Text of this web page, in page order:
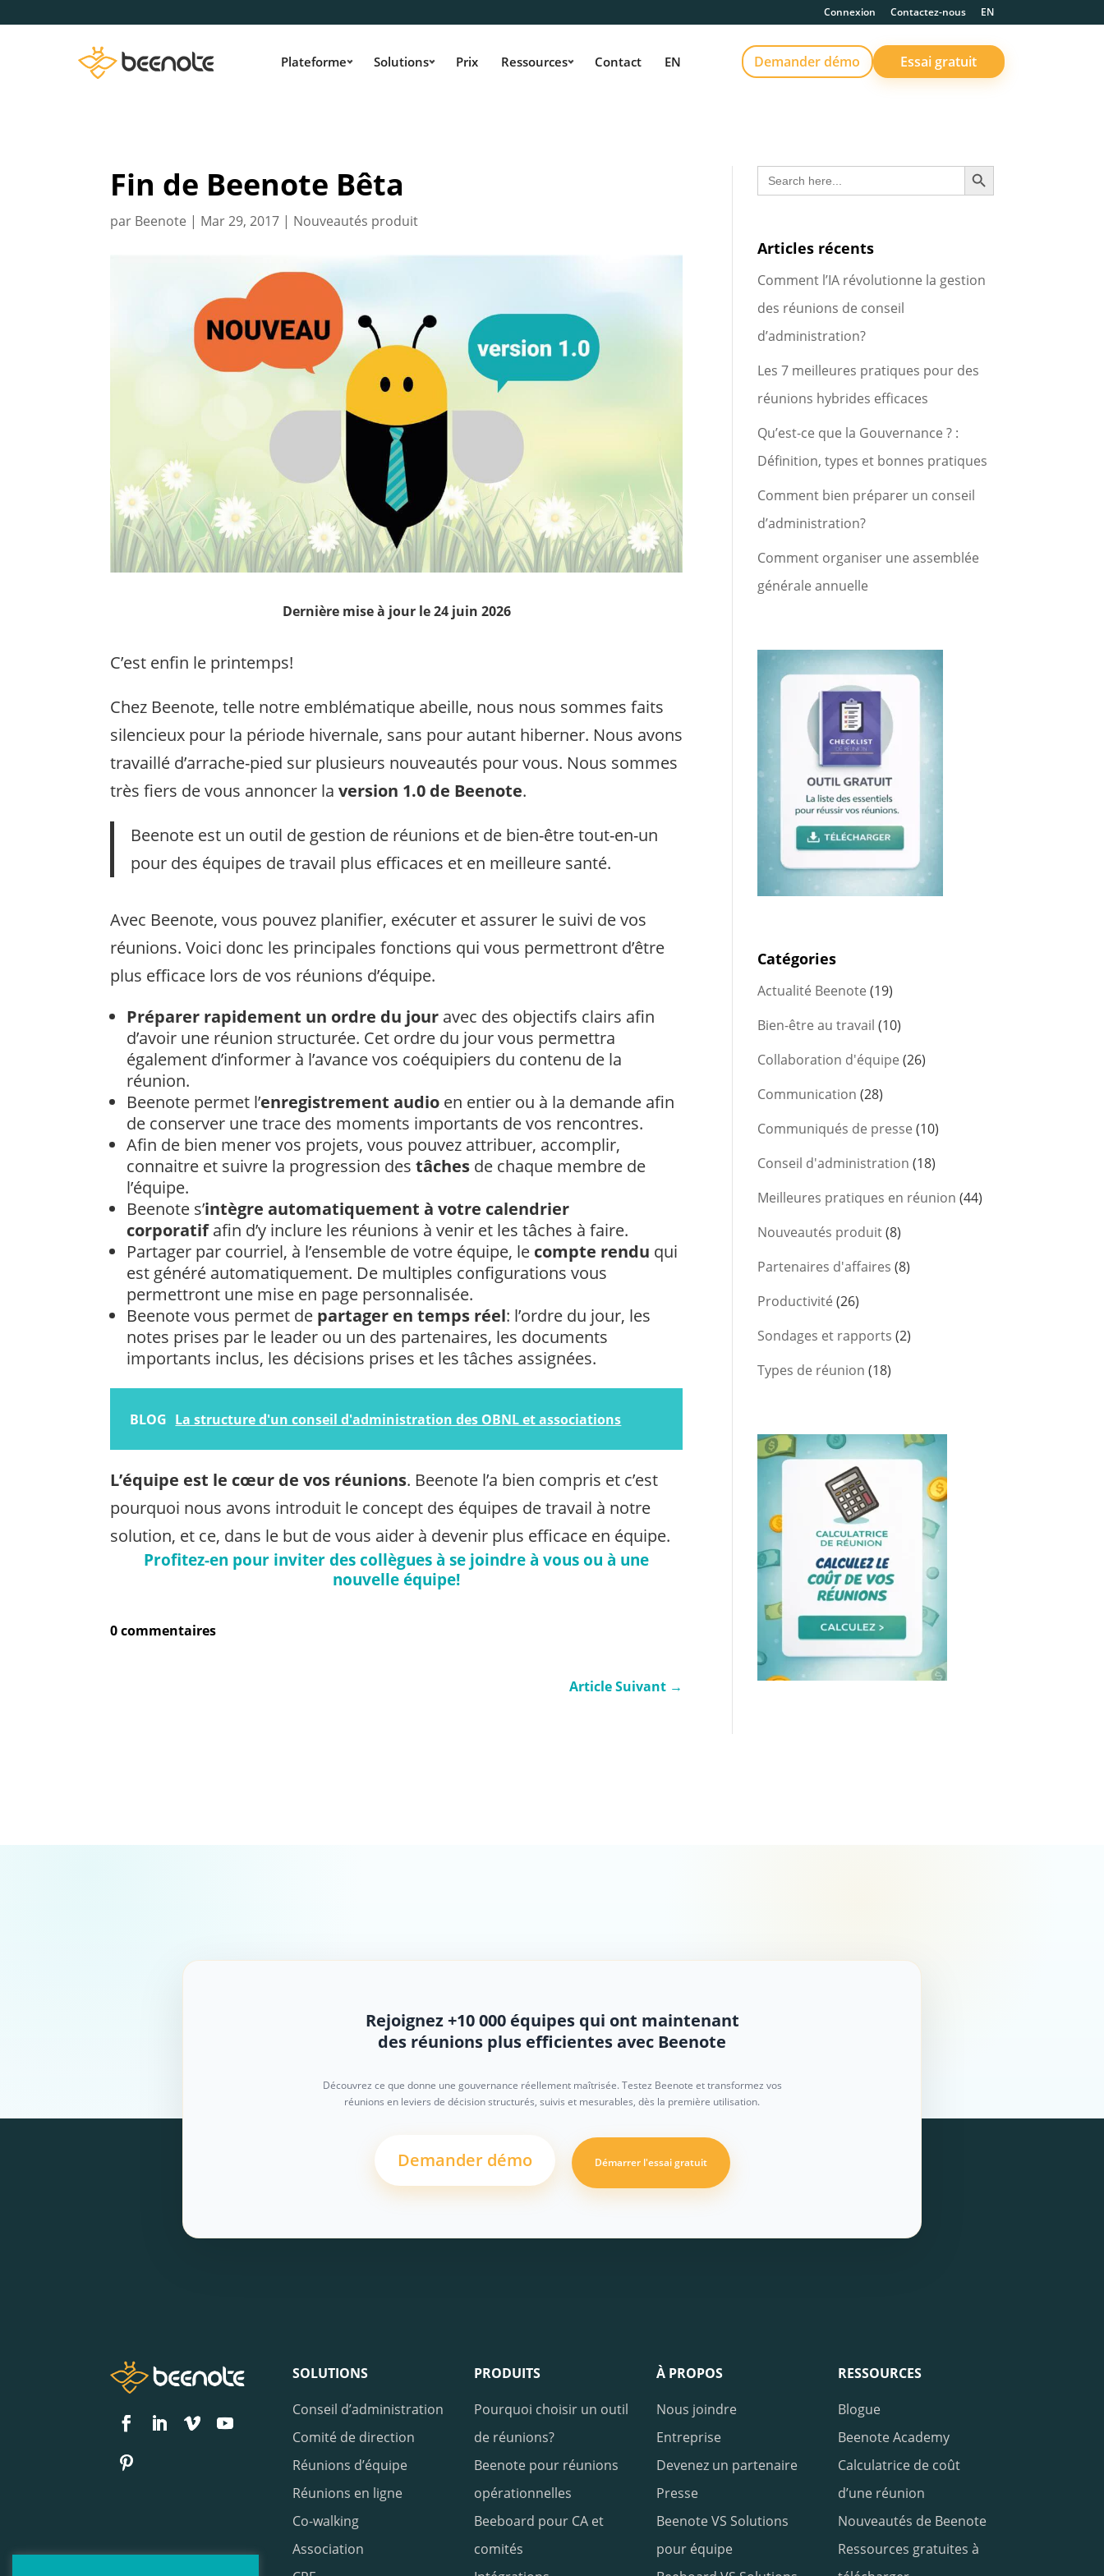
Connexion Contactez-nous EN
Plateforme Solutions Prix Ressources Contact EN Demander démo Essai gratuit
Fin de Beenote Bêta
par Beenote | Mar 29, 2017 | Nouveautés produit
Dernière mise à jour le 24 juin 2026
C’est enfin le printemps!
Chez Beenote, telle notre emblématique abeille, nous nous sommes faits
silencieux pour la période hivernale, sans pour autant hiberner. Nous avons
travaillé d’arrache-pied sur plusieurs nouveautés pour vous. Nous sommes
très fiers de vous annoncer laversion 1.0 de Beenote.
Beenote est un outil de gestion de réunions et de bien-être tout-en-un
pour des équipes de travail plus efficaces et en meilleure santé.
Avec Beenote, vous pouvez planifier, exécuter et assurer le suivi de vos
réunions. Voici donc les principales fonctions qui vous permettront d’être
plus efficace lors de vos réunions d’équipe.
Préparer rapidement un ordre du jour avec des objectifs clairs afin
d’avoir une réunion structurée. Cet ordre du jour vous permettra
également d’informer à l’avance vos coéquipiers du contenu de la
réunion.
Beenote permet l’enregistrement audio en entier ou à la demande afin
de conserver une trace des moments importants de vos rencontres.
Afin de bien mener vos projets, vous pouvez attribuer, accomplir,
connaitre et suivre la progression des tâches de chaque membre de
l’équipe.
Beenote s’intègre automatiquement à votre calendrier
corporatifafin d’y inclure les réunions à venir et les tâches à faire.
Partager par courriel, à l’ensemble de votre équipe, le compte rendu qui
est généré automatiquement. De multiples configurations vous
permettront une mise en page personnalisée.
Beenote vous permet de partager en temps réel: l’ordre du jour, les
notes prises par le leader ou un des partenaires, les documents
importants inclus, les décisions prises et les tâches assignées.
BLOG La structure d'un conseil d'administration des OBNL et associations
L’équipe est le cœur de vos réunions. Beenote l’a bien compris et c’est
pourquoi nous avons introduit le concept des équipes de travail à notre
solution, et ce, dans le but de vous aider à devenir plus efficace en équipe.
Profitez-en pour inviter des collègues à se joindre à vous ou à une
nouvelle équipe!
0 commentaires
Article Suivant →
Search
for:
Search Button
Articles récents
Comment l’IA révolutionne la gestion
des réunions de conseil
d’administration?
Les 7 meilleures pratiques pour des
réunions hybrides efficaces
Qu’est-ce que la Gouvernance ? :
Définition, types et bonnes pratiques
Comment bien préparer un conseil
d’administration?
Comment organiser une assemblée
générale annuelle
Catégories
Actualité Beenote (19)
Bien-être au travail (10)
Collaboration d'équipe (26)
Communication (28)
Communiqués de presse (10)
Conseil d'administration (18)
Meilleures pratiques en réunion (44)
Nouveautés produit(8)
Partenaires d'affaires (8)
Productivité (26)
Sondages et rapports (2)
Types de réunion (18)
Rejoignez +10 000 équipes qui ont maintenant
des réunions plus efficientes avec Beenote
Découvrez ce que donne une gouvernance réellement maîtrisée. Testez Beenote et transformez vos
réunions en leviers de décision structurés, suivis et mesurables, dès la première utilisation.
Demander démo Démarrer l'essai gratuit
SOLUTIONS
Conseil d’administration
Comité de direction
Réunions d’équipe
Réunions en ligne
Co-walking
Association
PRODUITS
Pourquoi choisir un outil
de réunions?
Beenote pour réunions
opérationnelles
Beeboard pour CA et
comités
À PROPOS
Nous joindre
Entreprise
Devenez un partenaire
Presse
Beenote VS Solutions
pour équipe
RESSOURCES
Blogue
Beenote Academy
Calculatrice de coût
d’une réunion
Nouveautés de Beenote
Ressources gratuites à